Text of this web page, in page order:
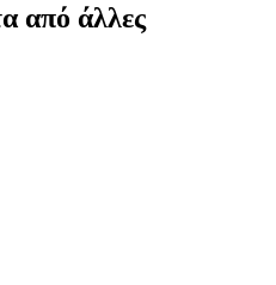
από άλλες